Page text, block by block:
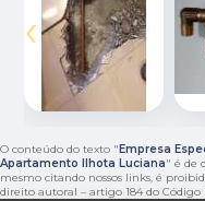
‹
O conteúdo do texto " Empresa
Apartamento Ilhota Luciana" é de
mesmo citando nossos links, é
direito autoral – artigo 184 do Código